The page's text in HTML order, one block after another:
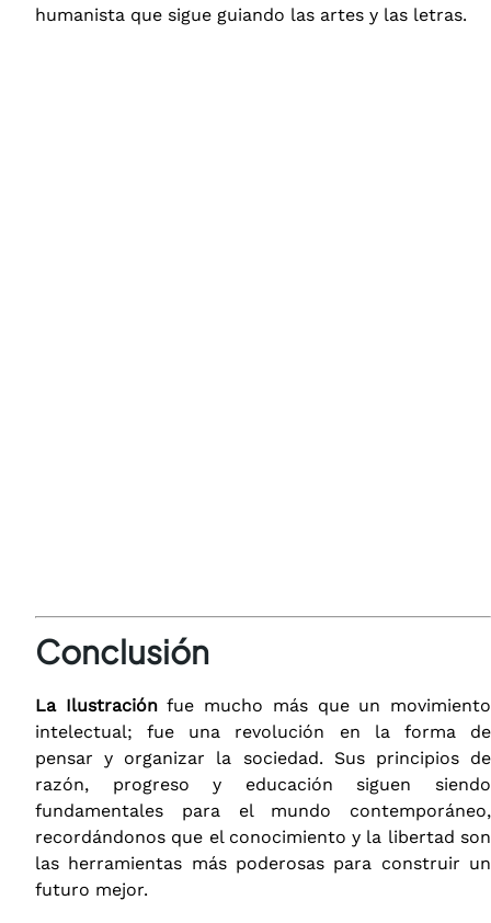
humanista que sigue guiando las artes y las letras.
Conclusión
La Ilustraciónfue mucho más que un movimiento
intelectual; fue una revolución en la forma de
pensar y organizar la sociedad. Sus principios de
razón, progreso y educación siguen siendo
fundamentales para el mundo contemporáneo,
recordándonos que el conocimiento y la libertad son
las herramientas más poderosas para construir un
futuro mejor.